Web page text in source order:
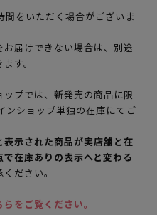
をいただく場合がございま
届けできない場合は、別途
す。
プでは、新発売の商品に限
ンショップ単独の在庫にてご
示された商品が実店舗と在
在庫ありの表示へと変わる
ださい。
をご覧ください。